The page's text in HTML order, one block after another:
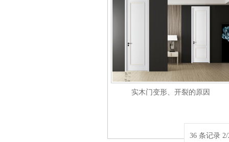
实木门变形、开裂的原因
36 条记录